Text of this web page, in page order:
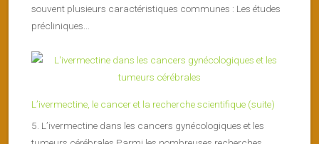
souvent plusieurs caractéristiques communes : Les études
précliniques...
L’ivermectine, le cancer et la recherche scientifique (suite)
5. L’ivermectine dans les cancers gynécologiques et les